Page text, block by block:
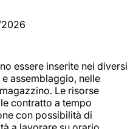
essere inserite nei diversi
assemblaggio, nelle
Le risorse
contratto a tempo
con possibilità di